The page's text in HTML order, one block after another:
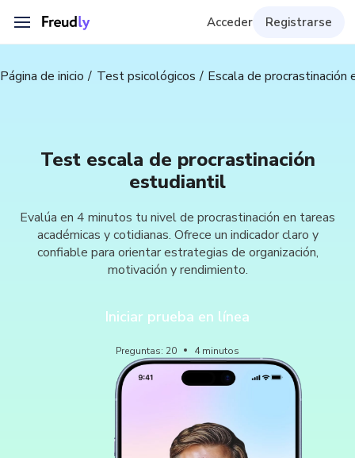
Acceder Registrarse
Página de inicio Test psicológicos Escala de procrastinación
Test escala de procrastinación
estudiantil
Evalúa en 4 minutos tu nivel de procrastinación en tareas
académicas y cotidianas. Ofrece un indicador claro y
confiable para orientar estrategias de organización,
motivación y rendimiento.
Iniciar prueba en línea
Preguntas: 20 4 minutos